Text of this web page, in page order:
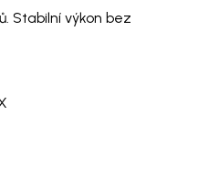
Stabilní výkon bez